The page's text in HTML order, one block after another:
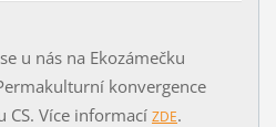
u nás na Ekozámečku
konvergence
CS. Více informací ZDE.